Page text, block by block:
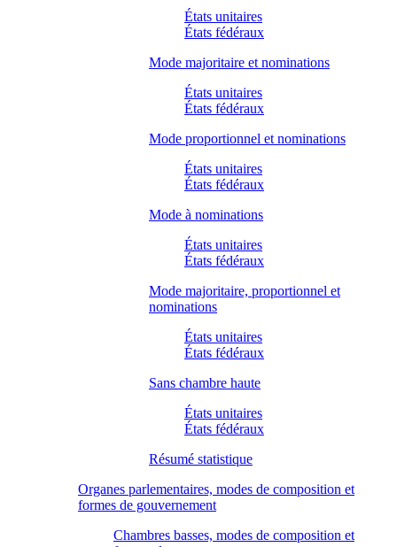
États unitaires
États fédéraux
Mode majoritaire et nominations
États unitaires
États fédéraux
Mode proportionnel et nominations
États unitaires
États fédéraux
Mode à nominations
États unitaires
États fédéraux
Mode majoritaire, proportionnel et
nominations
États unitaires
États fédéraux
Sans chambre haute
États unitaires
États fédéraux
Résumé statistique
Organes parlementaires, modes de composition et
formes de gouvernement
Chambres basses, modes de composition et